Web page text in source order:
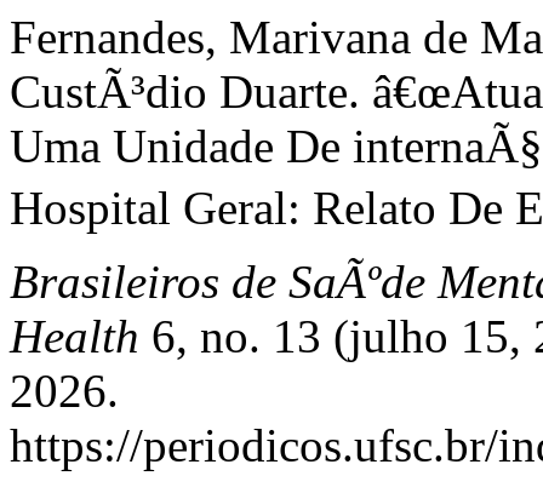
Fernandes, Marivana de
CustÃ³dio Duarte.
Uma Unidade De
Hospital Geral: Relato De
Brasileiros de SaÃºde
Health 6, no. 13 (julho 15,
2026.
https://periodicos.ufsc.br/